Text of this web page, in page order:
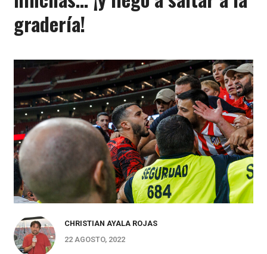
gradería!
CHRISTIAN AYALA ROJAS
22 AGOSTO, 2022